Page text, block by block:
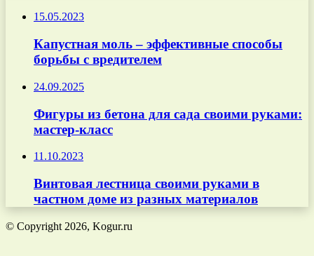
15.05.2023
Капустная моль – эффективные способы
борьбы с вредителем
24.09.2025
Фигуры из бетона для сада своими руками:
мастер-класс
11.10.2023
Винтовая лестница своими руками в
частном доме из разных материалов
© Copyright 2026, Kogur.ru